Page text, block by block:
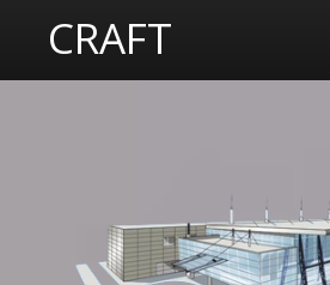
CRAFT
CONTACT
ESTE